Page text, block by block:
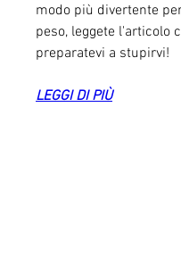
modo più divertente
peso, leggete l'articolo
preparatevi a stupirvi!
LEGGI DI PIÙ